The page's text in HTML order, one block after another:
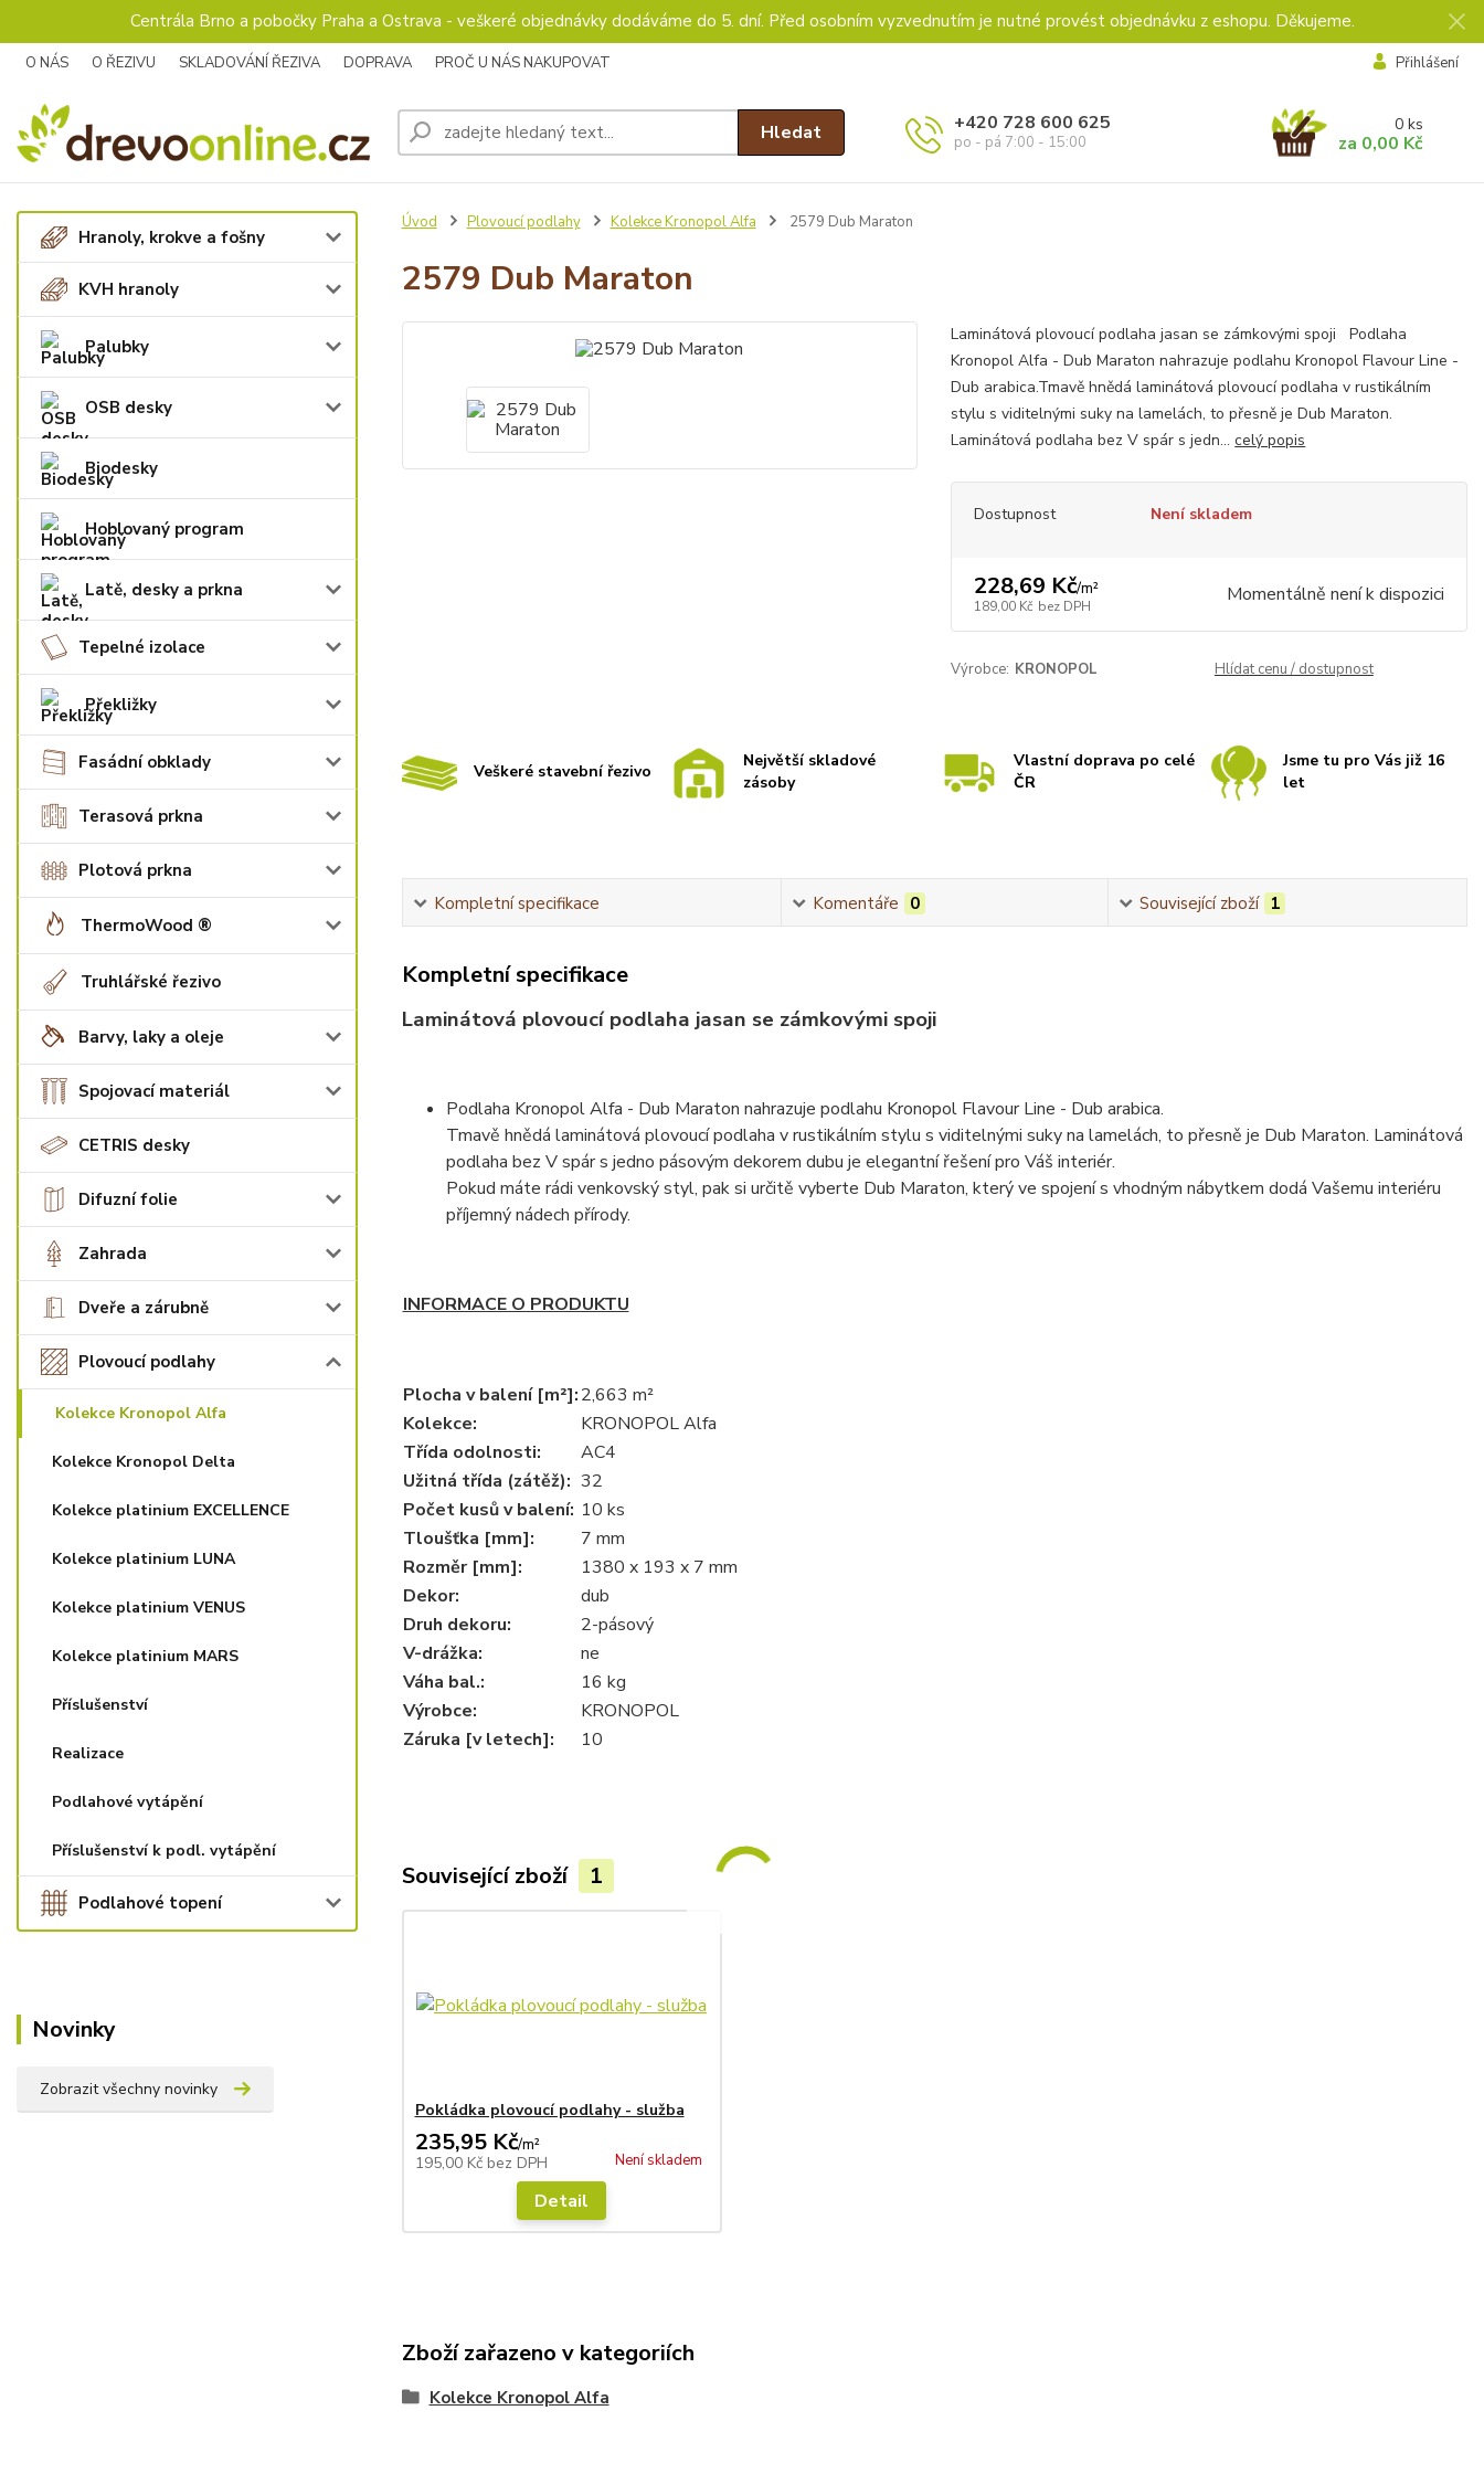
Centrála Brno a pobočky Praha a Ostrava - veškeré objednávky dodáváme do 5. dní. Před osobním vyzvednutím je nutné provést objednávku z eshopu. Děkujeme.
O NÁS O ŘEZIVU SKLADOVÁNÍ ŘEZIVA DOPRAVA PROČ U NÁS NAKUPOVAT Přihlášení
Hledat +420 728 600 625
po - pá 7:00 - 15:00
0 ks
za 0,00 Kč
Hranoly, krokve a fošny
KVH hranoly
Palubky
OSB desky
Biodesky
Hoblovaný program
Latě, desky a prkna
Tepelné izolace
Překližky
Fasádní obklady
Terasová prkna
Plotová prkna
ThermoWood ®
Truhlářské řezivo
Barvy, laky a oleje
Spojovací materiál
CETRIS desky
Difuzní folie
Zahrada
Dveře a zárubně
Plovoucí podlahy
Kolekce Kronopol Alfa
Kolekce Kronopol Delta
Kolekce platinium EXCELLENCE
Kolekce platinium LUNA
Kolekce platinium VENUS
Kolekce platinium MARS
Příslušenství
Realizace
Podlahové vytápění
Příslušenství k podl. vytápění
Podlahové topení
Novinky
Zobrazit všechny novinky
Úvod Plovoucí podlahy Kolekce Kronopol Alfa 2579 Dub Maraton
2579 Dub Maraton
Laminátová plovoucí podlaha jasan se zámkovými spoji Podlaha
Kronopol Alfa - Dub Maraton nahrazuje podlahu Kronopol Flavour Line -
Dub arabica.Tmavě hnědá laminátová plovoucí podlaha v rustikálním
stylu s viditelnými suky na lamelách, to přesně je Dub Maraton.
Laminátová podlaha bez V spár s jedn...celý popis
Dostupnost Není skladem
228,69 Kč/m²
189,00 Kč bez DPH Momentálně není k dispozici
Výrobce: KRONOPOL Hlídat cenu / dostupnost
Veškeré stavební řezivo
Největší skladové
zásoby
Vlastní doprava po celé
ČR
Jsme tu pro Vás již 16
let
Kompletní specifikace Komentáře 0 Související zboží 1
Kompletní specifikace
Laminátová plovoucí podlaha jasan se zámkovými spoji
Podlaha Kronopol Alfa - Dub Maraton nahrazuje podlahu Kronopol Flavour Line - Dub arabica.
Tmavě hnědá laminátová plovoucí podlaha v rustikálním stylu s viditelnými suky na lamelách, to přesně je Dub Maraton. Laminátová
podlaha bez V spár s jedno pásovým dekorem dubu je elegantní řešení pro Váš interiér.
Pokud máte rádi venkovský styl, pak si určitě vyberte Dub Maraton, který ve spojení s vhodným nábytkem dodá Vašemu interiéru
příjemný nádech přírody.
INFORMACE O PRODUKTU
Plocha v balení [m²]:2,663 m²
Kolekce:
KRONOPOL Alfa
Třída odolnosti:
AC4
Užitná třída (zátěž): 32
Počet kusů v balení: 10 ks
Tloušťka [mm]:
7 mm
Rozměr [mm]:
1380 x 193 x 7 mm
Dekor:
dub
Druh dekoru:
2-pásový
V-drážka:
ne
Váha bal.:
16 kg
Výrobce:
KRONOPOL
Záruka [v letech]:
10
Související zboží 1
Pokládka plovoucí podlahy - služba
235,95 Kč/m²
195,00 Kč bez DPH Není skladem
Detail
Zboží zařazeno v kategoriích
Kolekce Kronopol Alfa